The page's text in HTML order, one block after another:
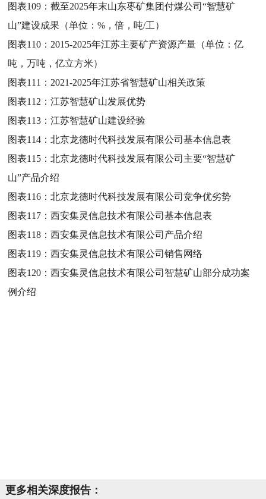
图表109：截至2025年末山东枣矿集团付煤公司“智慧矿
山”建设成果（单位：%，倍，吨/工）
图表110： 2015-2025年江苏主要矿产资源产量（单位：亿
吨，万吨，亿立方米）
图表111： 2021-2025年江苏省智慧矿山相关政策
图表112：江苏智慧矿山发展优势
图表113：江苏智慧矿山建设经验
图表114：北京龙德时代科技发展有限公司基本信息表
图表115：北京龙德时代科技发展有限公司主要“智慧矿
山”产品介绍
图表116：北京龙德时代科技发展有限公司竞争优劣势
图表117：西安集灵信息技术有限公司基本信息表
图表118：西安集灵信息技术有限公司产品介绍
图表119：西安集灵信息技术有限公司销售网络
图表120：西安集灵信息技术有限公司智慧矿山部分成功案
例介绍
更多相关深度报告：